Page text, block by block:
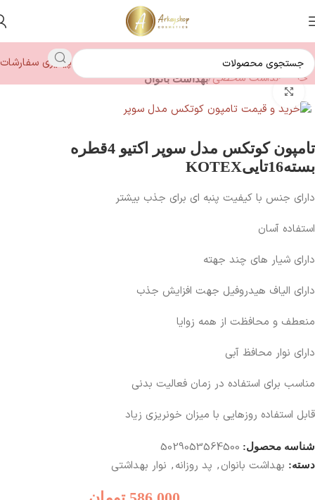
پیگیری سفارشات
خانه بهداشت شخصی بهداشت بانوان
تامپون کوتکس مدل سوپر اکتیو 4قطره
بسته16تاییKOTEX
دارای جنس با کیفیت پنبه ای برای جذب بیشتر
استفاده آسان
دارای شیار های چند جهته
دارای الیاف هیدروفیل جهت افزایش جذب
منعطف و محافظت از همه زوایا
دارای نوار محافظ آبی
مناسب برای استفاده در زمان فعالیت بدنی
قابل استفاده روزهایی با میزان خونریزی زیاد
شناسه محصول: 5029053564500
دسته: بهداشت بانوان, پد روزانه, نوار بهداشتی